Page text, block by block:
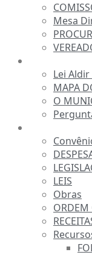
Mesa
Lei Aldir
MAPA
O
LEIS
Obras
ORDEM